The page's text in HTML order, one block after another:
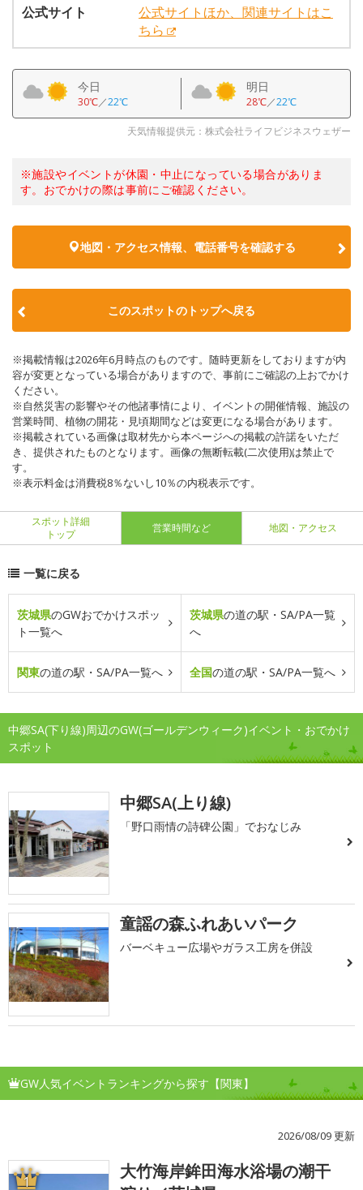
公式サイト
公式サイトほか、関連サイトはこ
ちら
今日
30℃／22℃
明日
28℃／22℃
天気情報提供元：株式会社ライフビジネスウェザー
※施設やイベントが休園・中止になっている場合がありま
す。おでかけの際は事前にご確認ください。
地図・アクセス情報、電話番号を確認する
このスポットのトップへ戻る
※掲載情報は2026年6月時点のものです。随時更新をしておりますが内
容が変更となっている場合がありますので、事前にご確認の上おでかけ
ください。
※自然災害の影響やその他諸事情により、イベントの開催情報、施設の
営業時間、植物の開花・見頃期間などは変更になる場合があります。
※掲載されている画像は取材先から本ページへの掲載の許諾をいただ
き、提供されたものとなります。画像の無断転載(二次使用)は禁止で
す。
※表示料金は消費税8％ないし10％の内税表示です。
スポット詳細
トップ
営業時間など 地図・アクセス
一覧に戻る
茨城県のGWおでかけスポッ
ト一覧へ
茨城県の道の駅・SA/PA一覧
へ
関東の道の駅・SA/PA一覧へ 全国の道の駅・SA/PA一覧へ
中郷SA(下り線)周辺のGW(ゴールデンウィーク)イベント・おでかけ
スポット
中郷SA(上り線)
「野口雨情の詩碑公園」でおなじみ
童謡の森ふれあいパーク
バーベキュー広場やガラス工房を併設
GW人気イベントランキングから探す【関東】
2026/08/09 更新
1
大竹海岸鉾田海水浴場の潮干